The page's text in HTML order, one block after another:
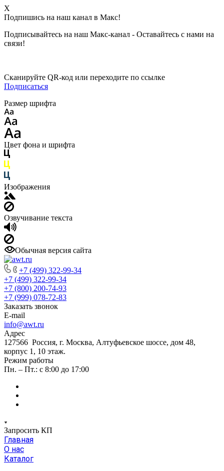
X
Подпишись на наш канал в Макс!
Подписывайтесь на наш Макс-канал - Оставайтесь с нами на
связи!
Сканируйте QR-код или переходите по ссылке
Подписаться
Размер шрифта
Цвет фона и шрифта
Изображения
Озвучивание текста
Обычная версия сайта
+7 (499) 322-99-34
+7 (499) 322-99-34
+7 (800) 200-74-93
+7 (999) 078-72-83
Заказать звонок
E-mail
info@awt.ru
Адрес
127566 Россия, г. Москва, Алтуфьевское шоссе, дом 48,
корпус 1, 10 этаж.
Режим работы
Пн. – Пт.: с 8:00 до 17:00
Запросить КП
Главная
О нас
Каталог